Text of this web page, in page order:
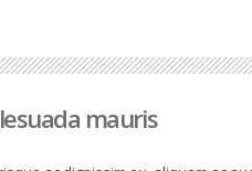
mauris